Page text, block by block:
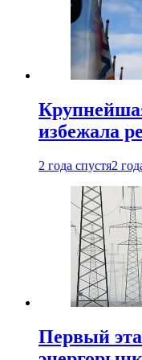
избежала
2 года спустя2
Первый